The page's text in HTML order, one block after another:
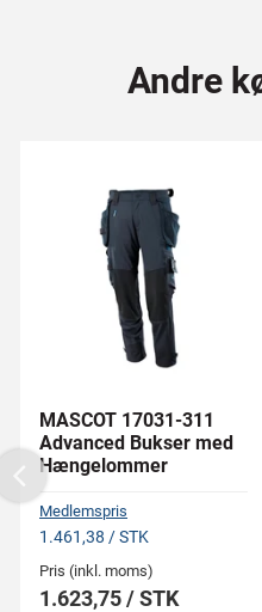
Andre
MASCOT 17031-311
Advanced Bukser med
Hængelommer
Medlemspris
1.461,38 / STK
Pris (inkl. moms)
1.623,75 / STK
Previous